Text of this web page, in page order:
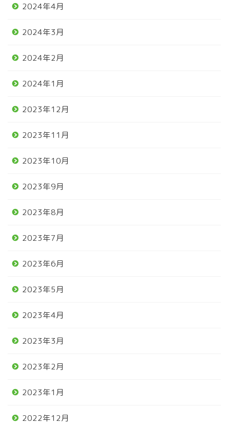
2024年4月
2024年3月
2024年2月
2024年1月
2023年12月
2023年11月
2023年10月
2023年9月
2023年8月
2023年7月
2023年6月
2023年5月
2023年4月
2023年3月
2023年2月
2023年1月
2022年12月